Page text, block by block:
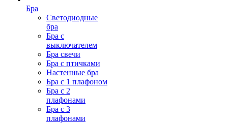
Бра
Светодиодные
бра
Бра с
выключателем
Бра свечи
Бра с птичками
Настенные бра
Бра с 1 плафоном
Бра с 2
плафонами
Бра с 3
плафонами